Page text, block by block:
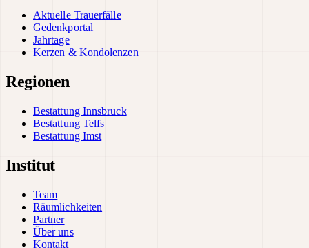
Aktuelle Trauerfälle
Gedenkportal
Jahrtage
Kerzen & Kondolenzen
Regionen
Bestattung Innsbruck
Bestattung Telfs
Bestattung Imst
Institut
Team
Räumlichkeiten
Partner
Über uns
Kontakt